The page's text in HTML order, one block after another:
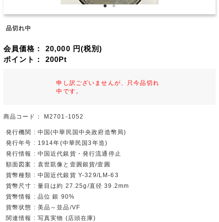
品切れ中
会員価格： 20,000 円(税別)
ポイント： 200Pt
申し訳ございませんが、只今品切れ
中です。
商品コード： M2701-1052
発行機関 : 中国(中華民国中央政府造幣局)
発行年号 : 1914年(中華民国3年造)
発行情報 : 中国近代銀貨・発行流通停止
額面図案 : 袁世凱像と壹圓銀貨/壹圓
貨幣種類 : 中国近代銀貨 Y-329/LM-63
貨幣尺寸 : 量目は約 27.25g/直径 39.2mm
貨幣情報 : 品位 銀 90%
貨幣状態 : 美品～並品/VF
関連情報 : 写真実物 (店頭在庫)